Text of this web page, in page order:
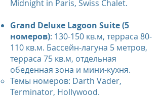
Midnight in Paris, Swiss Chalet.
Grand Deluxe Lagoon Suite (5
номеров): 130-150 кв.м, терраса 80-
110 кв.м. Бассейн-лагуна 5 метров,
терраса 75 кв.м, отдельная
обеденная зона и мини-кухня.
Темы номеров: Darth Vader,
Terminator, Hollywood.